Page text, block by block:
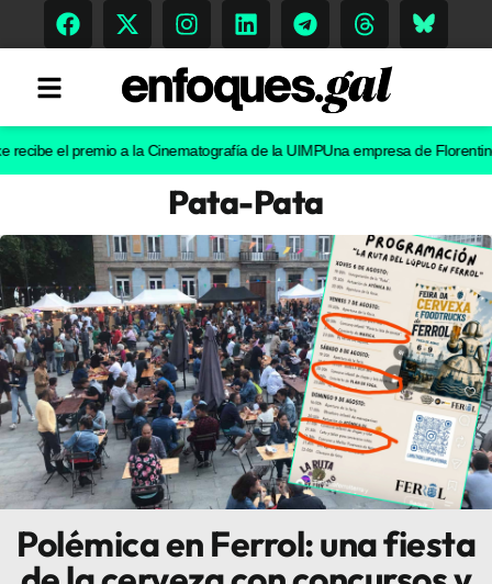
Memoria Histórica
Gastronomía
Escenarios
Sostenibilidad
Innova
el premio a la Cinematografía de la UIMPUna empresa de Florentino
Pata-Pata
Polémica en Ferrol: una fiesta